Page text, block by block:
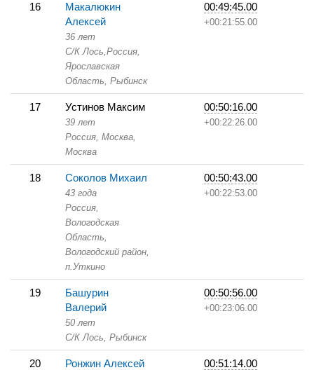
16
Макалюкин
Алексей
36 лет
С/К Лось,Россия,
Ярославская
Область, Рыбинск
00:49:45.00
+00:21:55.00
17 Устинов Максим
39 лет
Россия, Москва,
Москва
00:50:16.00
+00:22:26.00
18 Соколов Михаил
43 года
Россия,
Вологодская
Область,
Вологодский район,
п.Уткино
00:50:43.00
+00:22:53.00
19
Башурин
Валерий
50 лет
С/К Лось, Рыбинск
00:50:56.00
+00:23:06.00
20 Ронжин Алексей 00:51:14.00